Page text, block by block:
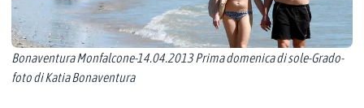
Bonaventura Monfalcone-14.04.2013 Prima domenica di sole-Grado-
foto di Katia Bonaventura